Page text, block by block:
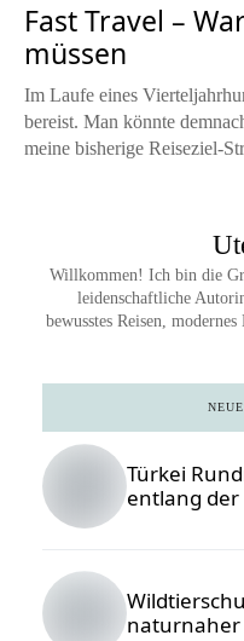
Fast Travel –
müssen
Im Laufe eines
bereist. Man könnte
meine bisherige Reiseziel-
Willkommen! Ich bin die
leidenschaftliche
bewusstes Reisen,
Türkei
entlang der
naturnaher